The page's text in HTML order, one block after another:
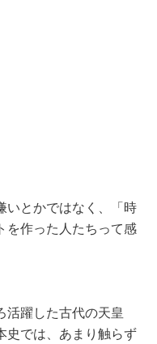
いとかではなく、「時
を作った人たちって感
活躍した古代の天皇
史では、あまり触らず